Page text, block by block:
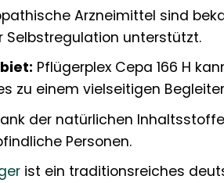
Arzneimittel sind
Selbstregulation unterstützt.
Pflügerplex Cepa 166 H
zu einem vielseitigen
der natürlichen
Personen.
ist ein traditionsreiches